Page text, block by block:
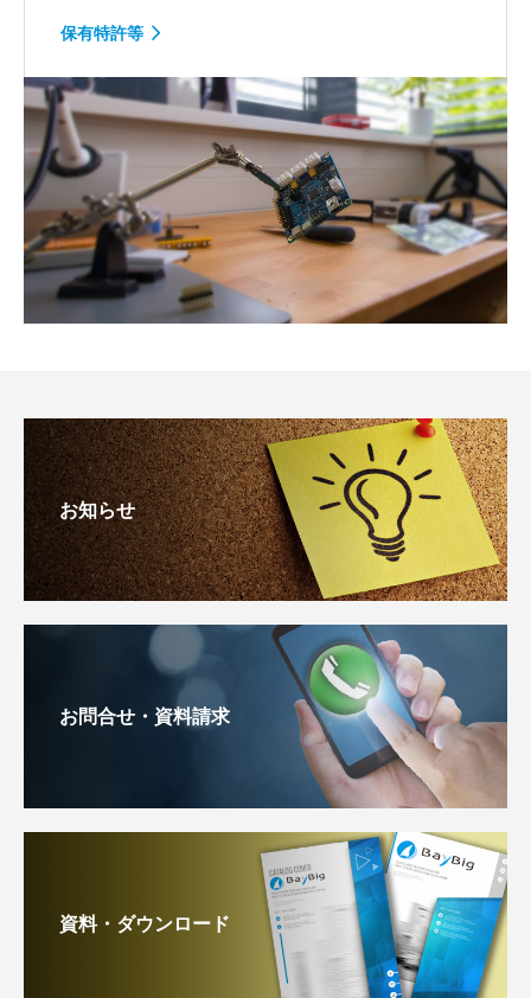
保有特許等
お知らせ
お問合せ・資料請求
資料・ダウンロード